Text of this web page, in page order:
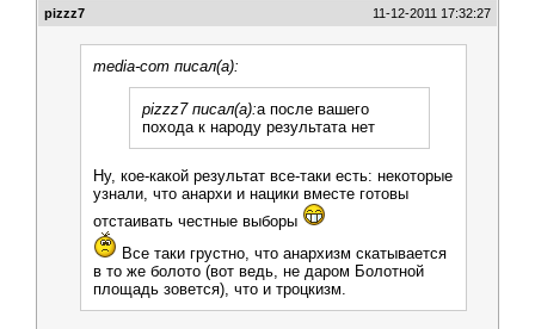
pizzz7 11-12-2011 17:32:27
media-com писал(а):
pizzz7 писал(а):а после вашего
похода к народу результата нет
Ну, кое-какой результат все-таки есть: некоторые
узнали, что анархи и нацики вместе готовы
отстаивать честные выборы
Все таки грустно, что анархизм скатывается
в то же болото (вот ведь, не даром Болотной
площадь зовется), что и троцкизм.